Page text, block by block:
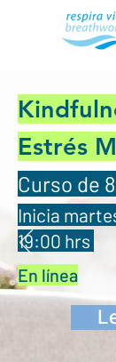
Estrés
Curso de
Inicia
19:00 hrs
En línea